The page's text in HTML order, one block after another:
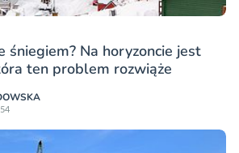
śniegiem? Na horyzoncie jest
ten problem rozwiąże